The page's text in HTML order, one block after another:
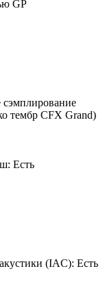
GP
сэмплирование
тембр CFX Grand)
Есть
(IAC): Есть